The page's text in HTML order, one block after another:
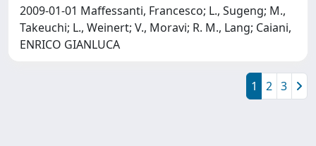
2009-01-01 Maffessanti, Francesco; L., Sugeng; M.,
Takeuchi; L., Weinert; V., Moravi; R. M., Lang; Caiani,
ENRICO GIANLUCA
1 2 3